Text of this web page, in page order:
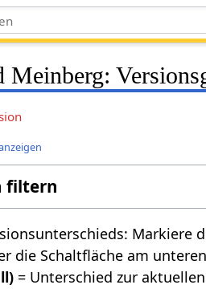
Meinberg:
filtern
Markiere
die Schaltfläche am
= Unterschied zur